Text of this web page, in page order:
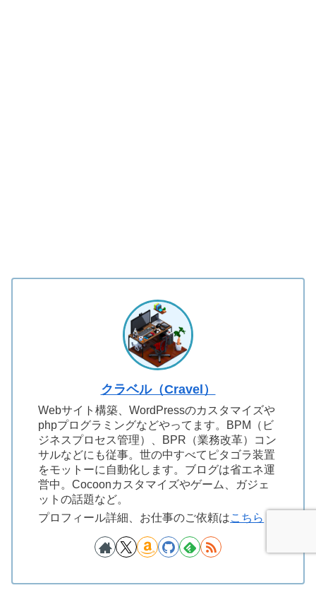
クラベル（Cravel）
Webサイト構築、WordPressのカスタマイズや
phpプログラミングなどやってます。BPM（ビ
ジネスプロセス管理）、BPR（業務改革）コン
サルなどにも従事。世の中すべてピタゴラ装置
をモットーに自動化します。ブログは省エネ運
営中。Cocoonカスタマイズやゲーム、ガジェ
ットの話題など。
プロフィール詳細、お仕事のご依頼はこちら